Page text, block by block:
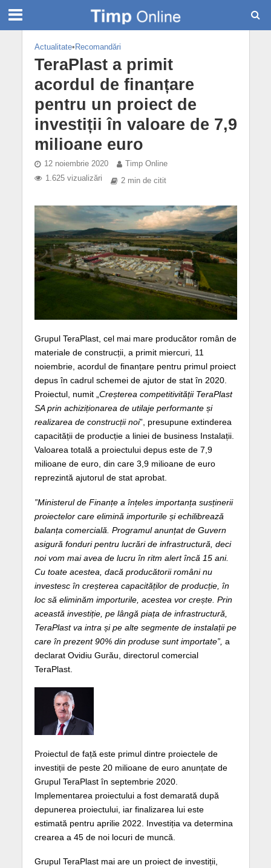
Actualitate• Recomandări
TeraPlast a primit
acordul de finanțare
pentru un proiect de
investiții în valoare de 7,9
milioane euro
12 noiembrie 2020
Timp Online
1.625 vizualizări
2 min de citit
Grupul TeraPlast, cel mai mare producător român de
materiale de construcții, a primit miercuri, 11
noiembrie, acordul de finanțare pentru primul proiect
depus în cadrul schemei de ajutor de stat în 2020.
Proiectul, numit „ Creșterea competitivității TeraPlast
SA prin achiziționarea de utilaje performante și
realizarea de construcții noi”, presupune extinderea
capacității de producție a liniei de business Instalații.
Valoarea totală a proiectului depus este de 7,9
milioane de euro, din care 3,9 milioane de euro
reprezintă ajutorul de stat aprobat.
”Ministerul de Finanțe a înțeles importanța susținerii
proiectelor care elimină importurile și echilibrează
balanța comercială. Programul anunțat de Guvern
asigură fonduri pentru lucrări de infrastructură, deci
noi vom mai avea de lucru în ritm alert încă 15 ani.
Cu toate acestea, dacă producătorii români nu
investesc în creșterea capacităților de producție, în
loc să eliminăm importurile, acestea vor crește. Prin
această investiție, pe lângă piața de infrastructură,
TeraPlast va intra și pe alte segmente de instalații pe
care în prezent 90% din produse sunt importate”, a
declarat Ovidiu Gurău, directorul comercial
TeraPlast.
Proiectul de față este primul dintre proiectele de
investiții de peste 20 milioane de euro anunțate de
Grupul TeraPlast în septembrie 2020.
Implementarea proiectului a fost demarată după
depunerea proiectului, iar finalizarea lui este
estimată pentru aprilie 2022. Investiția va determina
crearea a 45 de noi locuri de muncă.
Grupul TeraPlast mai are un proiect de investiții,